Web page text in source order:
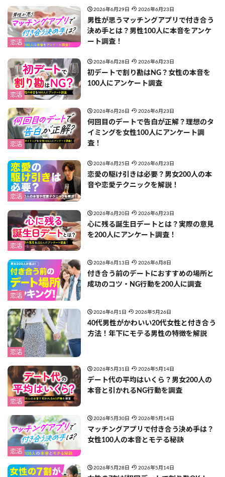
恋活
2026年6月29日 2026年6月23日
男性が思うマッチングアプリで付き合う
決め手とは？男性100人に本音をアンケ
ート調査！
恋活
2026年6月28日 2026年6月23日
初デートで割り勘はNG？女性の本音を
100人にアンケート調査
恋活
2026年6月26日 2026年6月23日
何回目のデートで告白が正解？理想のタ
イミングを女性100人にアンケート調
査！
恋活
2026年6月25日 2026年6月23日
恋愛の駆け引きは必要？男女200人の本
音や恋愛テクニックを解説！
恋活
2026年6月20日 2026年6月23日
心に残る誕生日デートとは？実際の意見
を200人にアンケート調査！
恋活
2026年6月13日 2026年6月8日
付き合う前のデートにおすすめの場所と
成功のコツ・NG行動を200人に調査
恋活
2026年6月1日 2026年5月26日
40代男性がかわいい20代女性と付き合う
方法！年下にモテる男性の特徴を解説
恋活
2026年5月31日 2026年5月14日
デート代の平均はいくら？男女200人の
本音と引かれるNG行動を調査
恋活
2026年5月30日 2026年5月14日
マッチングアプリで付き合う決め手は？
女性100人の本音とモテる秘訣
2026年5月28日 2026年5月14日